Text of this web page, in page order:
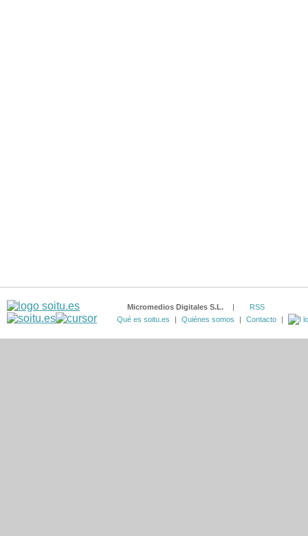
Micromedios Digitales S.L.
RSS
Qué es soitu.es
Quiénes somos Contacto